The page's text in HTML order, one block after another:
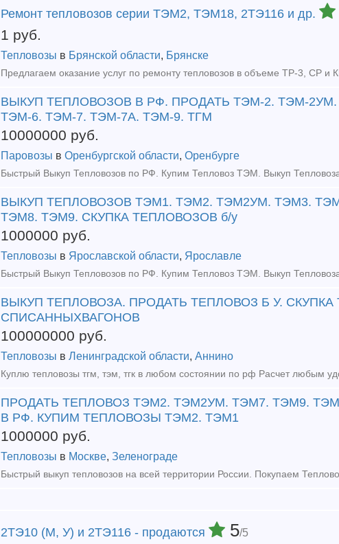
Ремонт тепловозов серии ТЭМ2, ТЭМ18, 2ТЭ116 и др.
1 руб.
Тепловозы в Брянской области, Брянске
ВЫКУП ТЕПЛОВОЗОВ В РФ. ПРОДАТЬ ТЭМ-2. ТЭМ-2УМ.
ТЭМ-6. ТЭМ-7. ТЭМ-7А. ТЭМ-9. ТГМ
10000000 руб.
Паровозы в Оренбургской области, Оренбурге
ВЫКУП ТЕПЛОВОЗОВ ТЭМ1. ТЭМ2. ТЭМ2УМ. ТЭМ3.
ТЭМ8. ТЭМ9. СКУПКА ТЕПЛОВОЗОВ б/у
1000000 руб.
Тепловозы в Ярославской области, Ярославле
ВЫКУП ТЕПЛОВОЗА. ПРОДАТЬ ТЕПЛОВОЗ Б У.
СПИСАННЫХВАГОНОВ
100000000 руб.
Тепловозы в Ленинградской области, Аннино
ПРОДАТЬ ТЕПЛОВОЗ ТЭМ2. ТЭМ2УМ. ТЭМ7. ТЭМ9.
В РФ. КУПИМ ТЕПЛОВОЗЫ ТЭМ2. ТЭМ1
1000000 руб.
Тепловозы в Москве, Зеленограде
2ТЭ10 (М, У) и 2ТЭ116 - продаются 5/5